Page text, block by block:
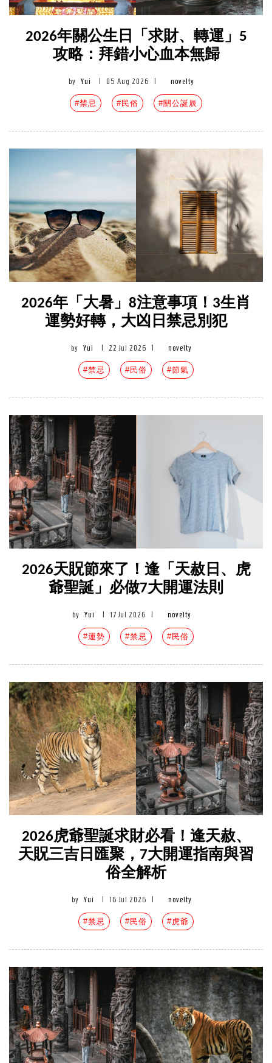
2026年關公生日「求財、轉運」5
攻略：拜錯小心血本無歸
by Yui 05 Aug 2026 novelty
#禁忌 #民俗 #關公誕辰
2026年「大暑」8注意事項！3生肖
運勢好轉，大凶日禁忌別犯
by Yui 22 Jul 2026 novelty
#禁忌 #民俗 #節氣
2026天貺節來了！逢「天赦日、虎
爺聖誕」必做7大開運法則
by Yui 17 Jul 2026 novelty
#運勢 #禁忌 #民俗
2026虎爺聖誕求財必看！逢天赦、
天貺三吉日匯聚，7大開運指南與習
俗全解析
by Yui 16 Jul 2026 novelty
#禁忌 #民俗 #虎爺